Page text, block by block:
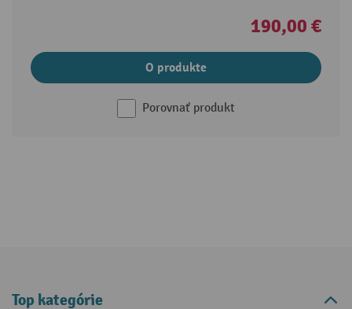
190,00 €
O produkte
Porovnať produkt
Top kategórie